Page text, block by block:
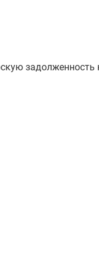
задолженность